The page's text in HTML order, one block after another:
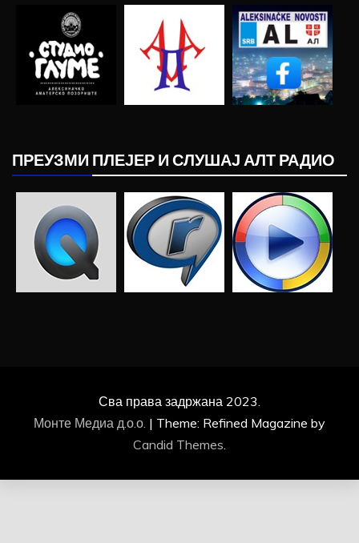
ПРЕУЗМИ ПЛЕЈЕР И СЛУШАЈ АЛТ РАДИО
Сва права задржана 2023.
Монте Медиа д.о.о. | Theme: Refined Magazine by
Candid Themes.